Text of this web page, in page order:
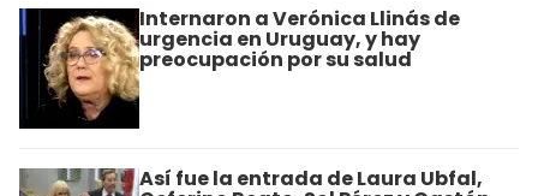
Internaron a Verónica Llinás de
urgencia en Uruguay, y hay
preocupación por su salud
Así fue la entrada de Laura Ubfal,